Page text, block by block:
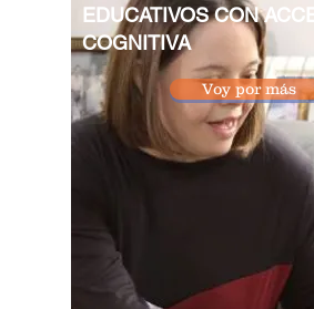
EDUCATIVOS CON
COGNITIVA
Voy por más